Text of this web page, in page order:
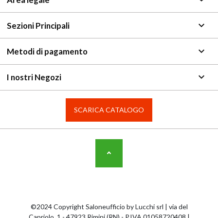
Sezioni Principali keyboard_arrow_down
Metodi di pagamento keyboard_arrow_down
I nostri Negozi keyboard_arrow_down
SCARICA CATALOGO
©2024 Copyright Saloneufficio by Lucchi srl | via del